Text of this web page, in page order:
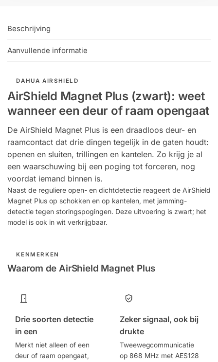
Beschrijving
Aanvullende informatie
DAHUA AIRSHIELD
AirShield Magnet Plus (zwart): weet
wanneer een deur of raam opengaat
De AirShield Magnet Plus is een draadloos deur- en
raamcontact dat drie dingen tegelijk in de gaten houdt:
openen en sluiten, trillingen en kantelen. Zo krijg je al
een waarschuwing bij een poging tot forceren, nog
voordat iemand binnen is.
Naast de reguliere open- en dichtdetectie reageert de AirShield
Magnet Plus op schokken en op kantelen, met jamming-
detectie tegen storingspogingen. Deze uitvoering is zwart; het
model is ook in wit verkrijgbaar.
KENMERKEN
Waarom de AirShield Magnet Plus
Drie soorten detectie
in een
Merkt niet alleen of een
deur of raam opengaat,
Zeker signaal, ook bij
drukte
Tweewegcommunicatie
op 868 MHz met AES128